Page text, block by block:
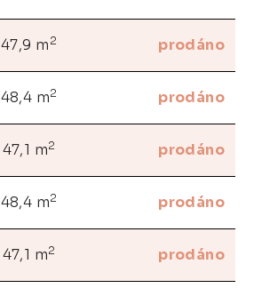
47,9 m 2 prodáno
48,4 m2 prodáno
47,1 m2 prodáno
48,4 m2 prodáno
47,1 m2 prodáno